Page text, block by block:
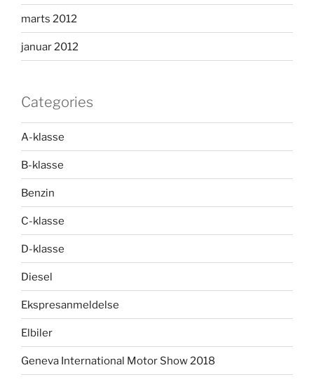
marts 2012
januar 2012
Categories
A-klasse
B-klasse
Benzin
C-klasse
D-klasse
Diesel
Ekspresanmeldelse
Elbiler
Geneva International Motor Show 2018